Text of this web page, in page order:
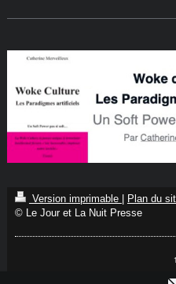
Version imprimable
Plan du
© Le Jour et La Nuit Presse
↑